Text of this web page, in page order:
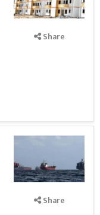
Share
Share